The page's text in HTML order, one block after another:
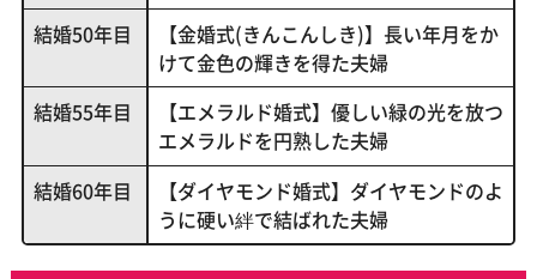
結婚50年目
【金婚式(きんこんしき)】長い年月をか
けて金色の輝きを得た夫婦
結婚55年目
【エメラルド婚式】優しい緑の光を放つ
エメラルドを円熟した夫婦
結婚60年目
【ダイヤモンド婚式】ダイヤモンドのよ
うに硬い絆で結ばれた夫婦